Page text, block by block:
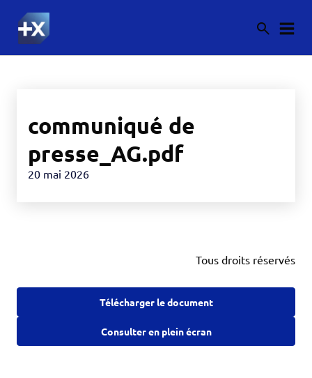
communiqué de
presse_AG.pdf
20 mai 2026
Tous droits réservés
Télécharger le document
Consulter en plein écran